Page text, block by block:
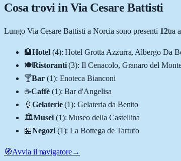
Cosa trovi in Via Cesare Battisti
Lungo Via Cesare Battisti a Norcia sono presenti 12tra
🏨Hotel (4):Hotel Grotta Azzurra, Albergo Da
🍽️Ristoranti (3):Il Cenacolo, Granaro del
🍸Bar (1): Enoteca Bianconi
☕Caffè (1):Bar d'Angelisa
🍦 Gelaterie (1):Gelateria da Benito
🏛️Musei (1):Museo della Castellina
🏪Negozi (1):La Bottega de Tartufo
🧭Avvia il navigatore→